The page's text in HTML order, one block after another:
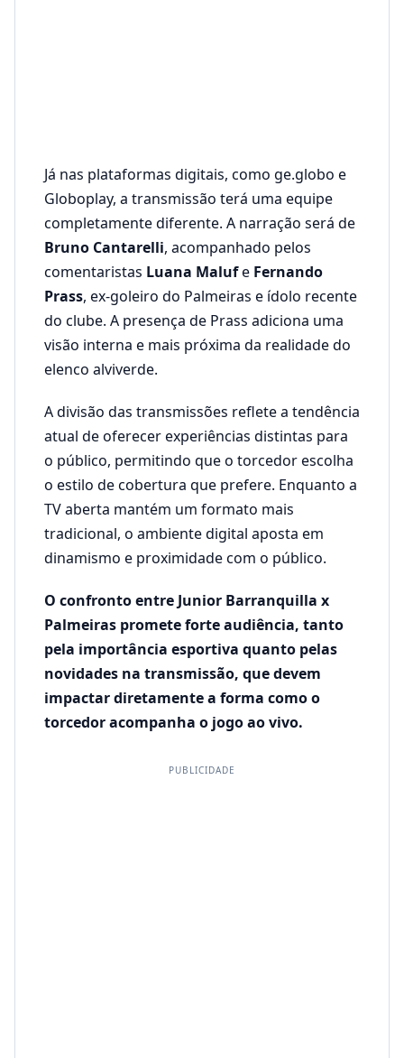
Já nas plataformas digitais, como ge.globo e
Globoplay, a transmissão terá uma equipe
completamente diferente. A narração será de
Bruno Cantarelli, acompanhado pelos
comentaristas Luana Malufe Fernando
Prass, ex-goleiro do Palmeiras e ídolo recente
do clube. A presença de Prass adiciona uma
visão interna e mais próxima da realidade do
elenco alviverde.
A divisão das transmissões reflete a tendência
atual de oferecer experiências distintas para
o público, permitindo que o torcedor escolha
o estilo de cobertura que prefere. Enquanto a
TV aberta mantém um formato mais
tradicional, o ambiente digital aposta em
dinamismo e proximidade com o público.
O confronto entre Junior Barranquilla x
Palmeiras promete forte audiência, tanto
pela importância esportiva quanto pelas
novidades na transmissão, que devem
impactar diretamente a forma como o
torcedor acompanha o jogo ao vivo.
PUBLICIDADE